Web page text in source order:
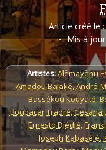
Article créé le
Mis à jour
Artistes:Alèmayèhu
Amadou Balaké,André-
Bassékou Kouyaté,
Boubacar Traoré,Cesaria
Ernesto Djédjé,
Joseph Kabasélé,